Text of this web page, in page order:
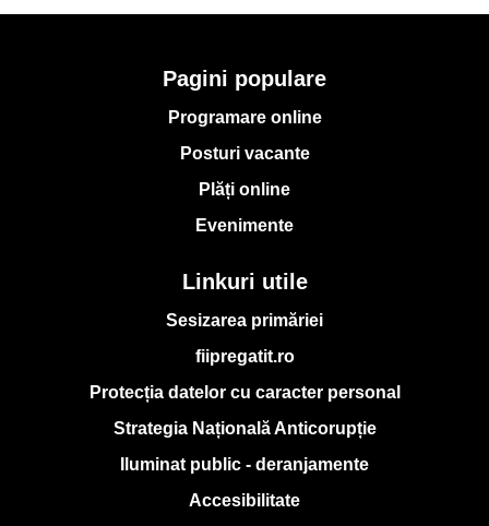
Pagini populare
Programare online
Posturi vacante
Plăți online
Evenimente
Linkuri utile
Sesizarea primăriei
fiipregatit.ro
Protecția datelor cu caracter personal
Strategia Națională Anticorupție
Iluminat public - deranjamente
Accesibilitate